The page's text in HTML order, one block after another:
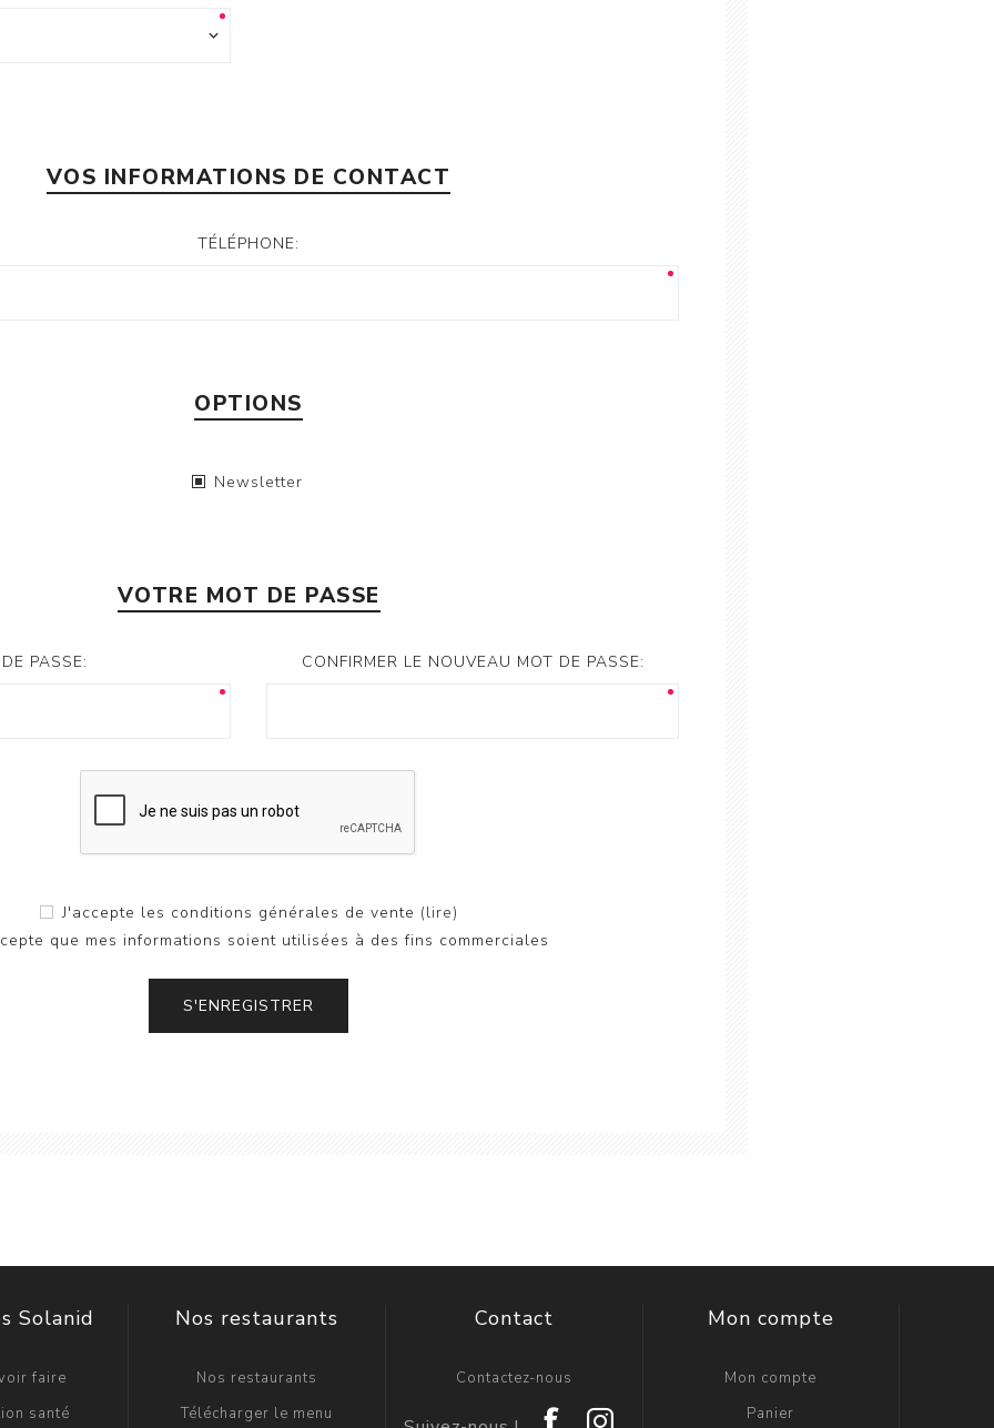
VOS INFORMATIONS DE CONTACT
TÉLÉPHONE:
OPTIONS
Newsletter
VOTRE MOT DE PASSE
PASSE: CONFIRMER LE NOUVEAU MOT DE PASSE:
J'accepte les conditions générales de vente (lire)
que mes informations soient utilisées à des fins commerciales
S'ENREGISTRER
Solanid
faire
santé
Nos restaurants
Nos restaurants
Télécharger le menu
Contact
Contactez-nous
Mon compte
Mon compte
Panier